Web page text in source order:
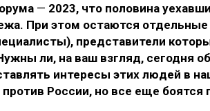
— 2023, что половина
При этом остаются
представители
ли, на ваш взгляд, сегодня
интересы этих людей в
России, но все еще боятся